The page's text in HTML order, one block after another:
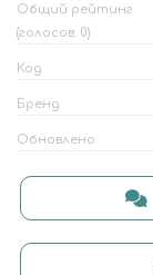
Общий рейтинг
(голосов: 0)
Код
Бренд
Обновлено